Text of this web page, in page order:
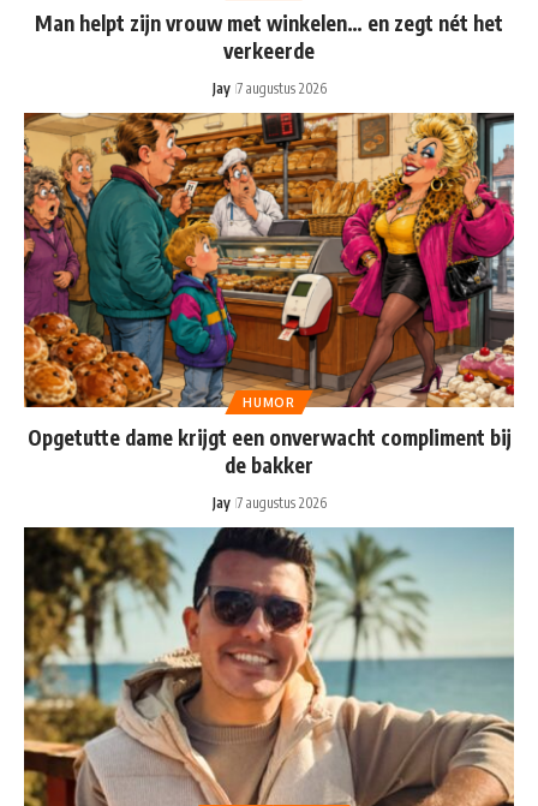
Man helpt zijn vrouw met winkelen… en zegt nét het
verkeerde
Jay 7 augustus 2026
HUMOR
Opgetutte dame krijgt een onverwacht compliment bij
de bakker
Jay 7 augustus 2026